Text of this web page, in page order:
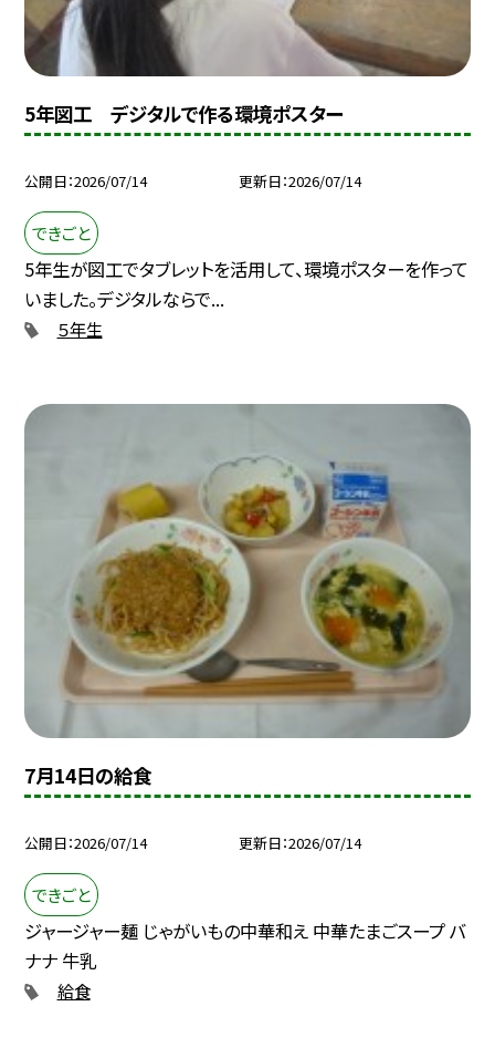
5年図工 デジタルで作る環境ポスター
公開日 2026/07/14 更新日 2026/07/14
できごと
5年生が図工でタブレットを活用して、環境ポスターを作って
いました。デジタルならで...
５年生
7月14日の給食
公開日 2026/07/14 更新日 2026/07/14
できごと
ジャージャー麺 じゃがいもの中華和え 中華たまごスープ バ
ナナ 牛乳
給食